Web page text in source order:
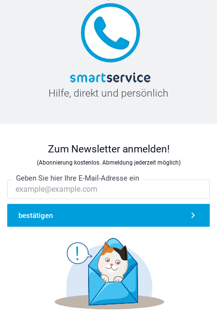
Hilfe, direkt und persönlich
Zum Newsletter anmelden!
(Abonnierung kostenlos. Abmeldung jederzeit möglich)
Geben Sie hier Ihre E-Mail-Adresse ein
bestätigen